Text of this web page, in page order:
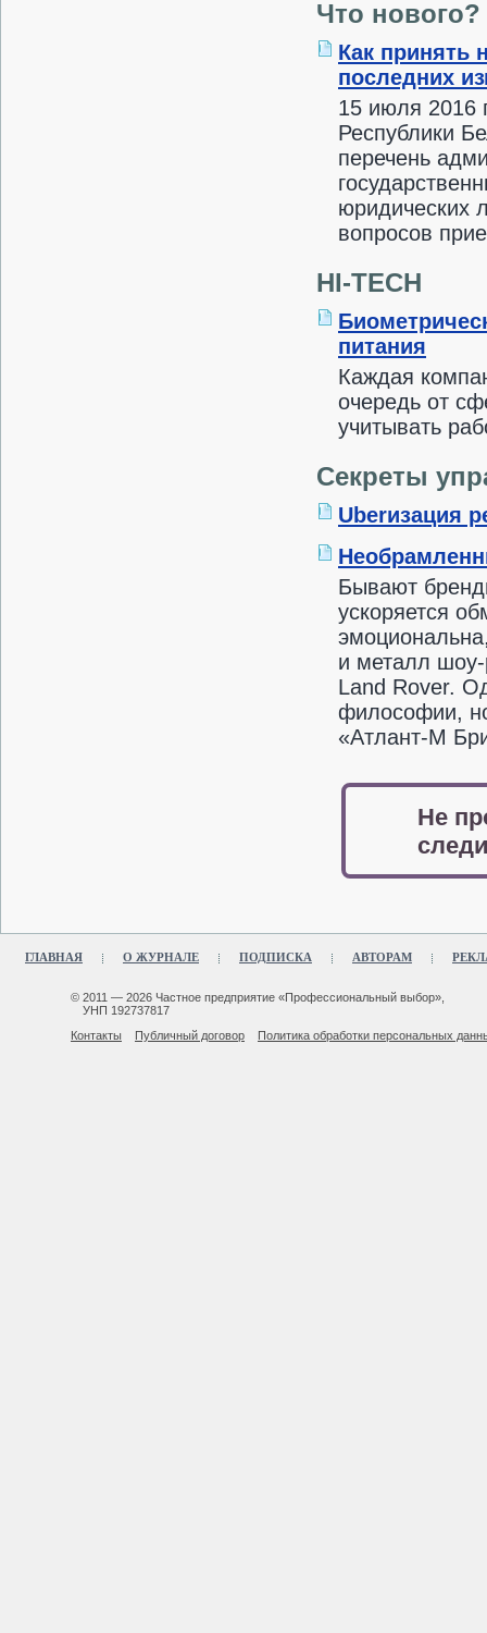
Что нового?
Как принять
последних
15 июля 2016
Республики
перечень
юридических
вопросов
HI-TECH
питания
Каждая
очередь от
учитывать
Секреты
Uberизация
Бывают
ускоряется
и металл шоу-
Land Rover.
философии,
«Атлант-М
Не
ГЛАВНАЯ О ЖУРНАЛЕ ПОДПИСКА АВТОРАМ
© 2011 — 2026 Частное предприятие «Профессиональный выбор»,
УНП 192737817
Контакты
Публичный договор Политика обработки персональных